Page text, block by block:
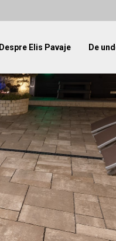
Despre Elis Pavaje De